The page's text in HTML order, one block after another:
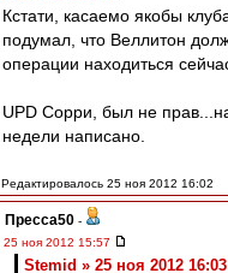
Кстати, касаемо якобы
подумал, что Веллитон
операции находиться
UPD Сорри, был не
недели написано.
Редактировалось 25 ноя 2012 16:02
Пресса50 -
25 ноя 2012 15:57
Stemid » 25 ноя 2012 16:03